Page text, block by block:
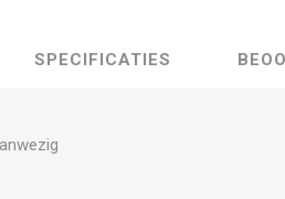
SPECIFICATIES